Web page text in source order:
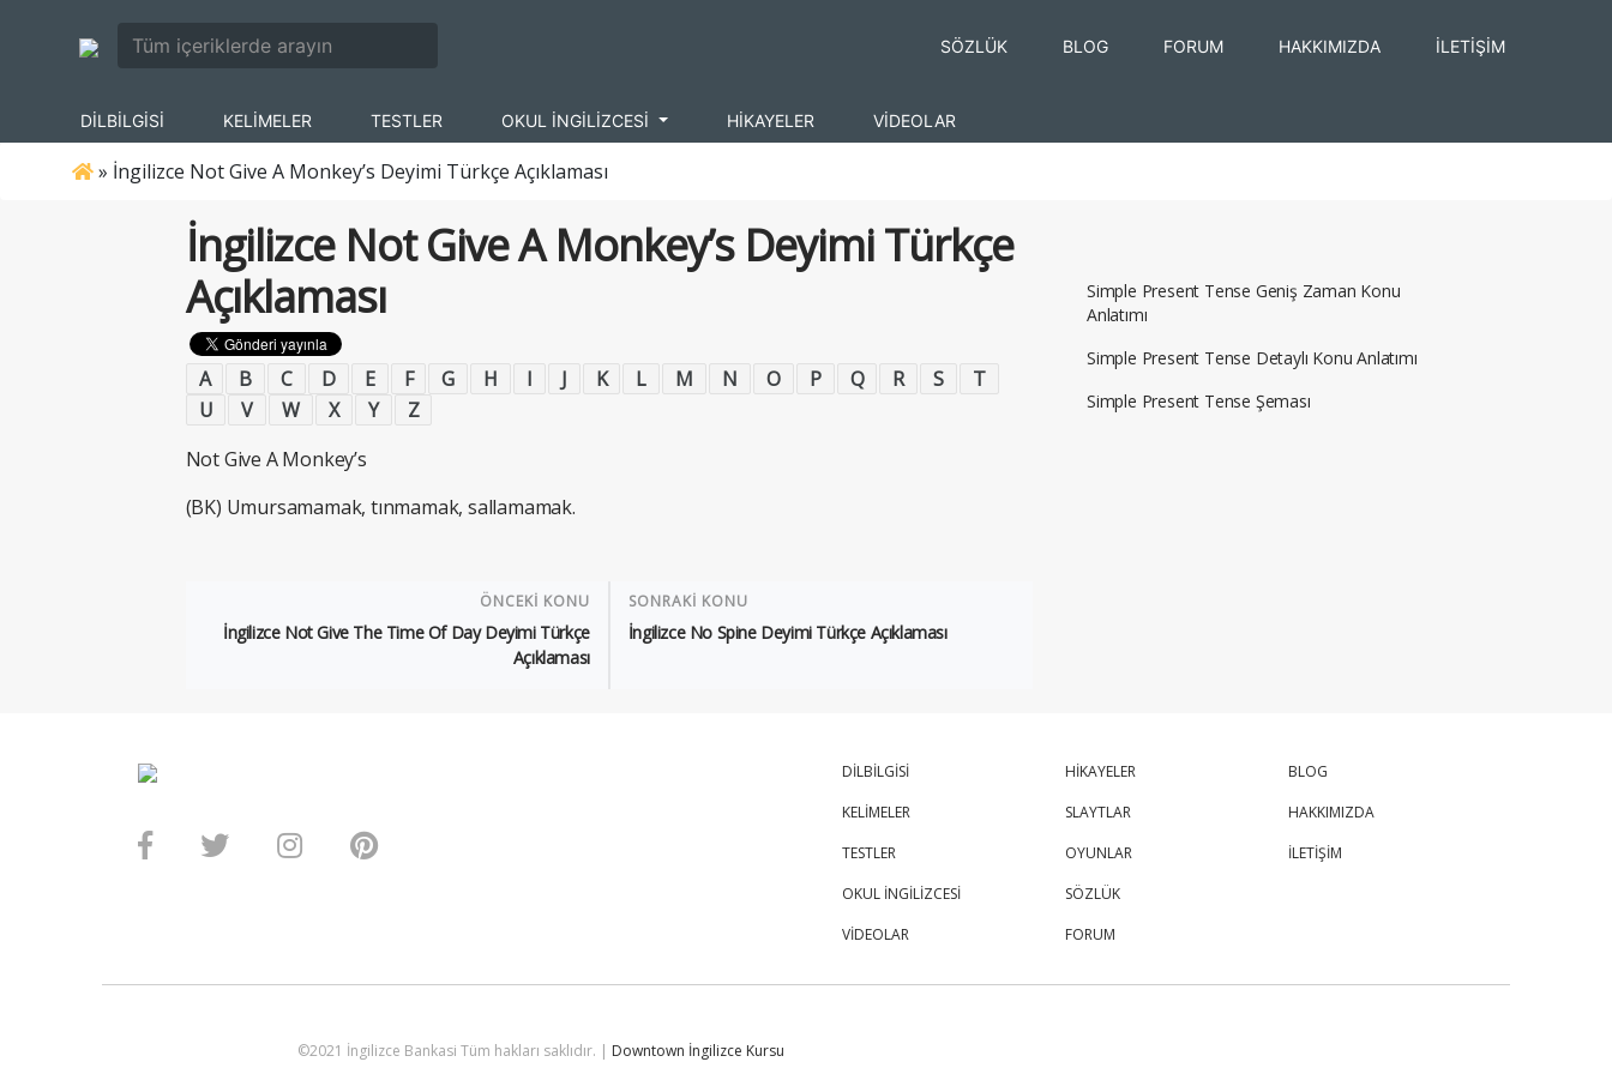
SÖZLÜK BLOG FORUM HAKKIMIZDA İLETİŞİM
DİLBİLGİSİ KELİMELER TESTLER OKUL İNGİLİZCESİ HİKAYELER VİDEOLAR
» İngilizce Not Give A Monkey’s Deyimi Türkçe Açıklaması
İngilizce Not Give A Monkey’s Deyimi Türkçe
Açıklaması
A B C D E F G H I J K L M N O P Q R S
T
U
V W X Y
Z
Not Give A Monkey’s
(BK) Umursamamak, tınmamak, sallamamak.
ÖNCEKİ KONU
İngilizce Not Give The Time Of Day Deyimi Türkçe
Açıklaması
SONRAKİ KONU
İngilizce No Spine Deyimi Türkçe Açıklaması
Simple Present Tense Geniş Zaman Konu
Anlatımı
Simple Present Tense Detaylı Konu Anlatımı
Simple Present Tense Şeması
DİLBİLGİSİ
KELİMELER
TESTLER
OKUL İNGİLİZCESİ
VİDEOLAR
HİKAYELER
SLAYTLAR
OYUNLAR
SÖZLÜK
FORUM
BLOG
HAKKIMIZDA
İLETİŞİM
©2021 İngilizce Bankasi Tüm hakları saklıdır. | Downtown İngilizce Kursu